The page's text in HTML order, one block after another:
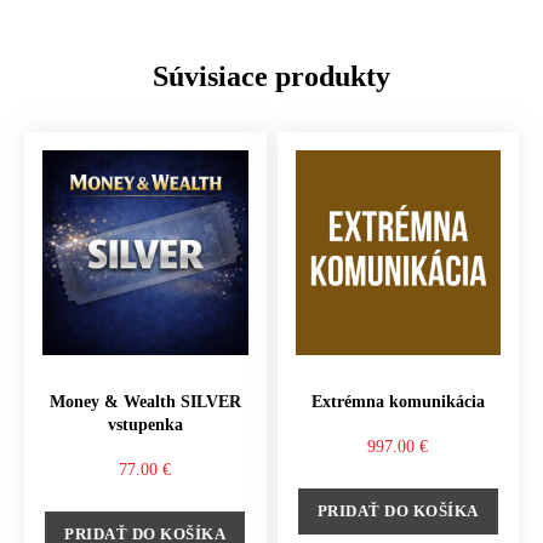
Súvisiace produkty
Money & Wealth SILVER
vstupenka
77.00€
PRIDAŤ DO KOŠÍKA
Extrémna komunikácia
997.00€
PRIDAŤ DO KOŠÍKA